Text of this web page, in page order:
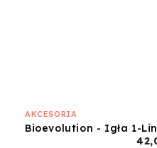
AKCESORIA
Bioevolution - Igła 1-